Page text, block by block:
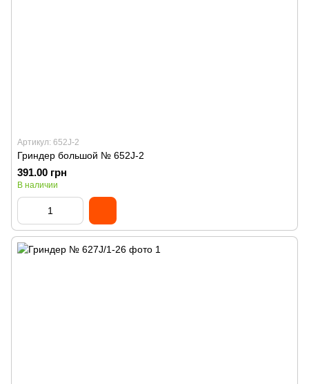
Артикул: 652J-2
Гриндер большой № 652J-2
391.00 грн
В наличии